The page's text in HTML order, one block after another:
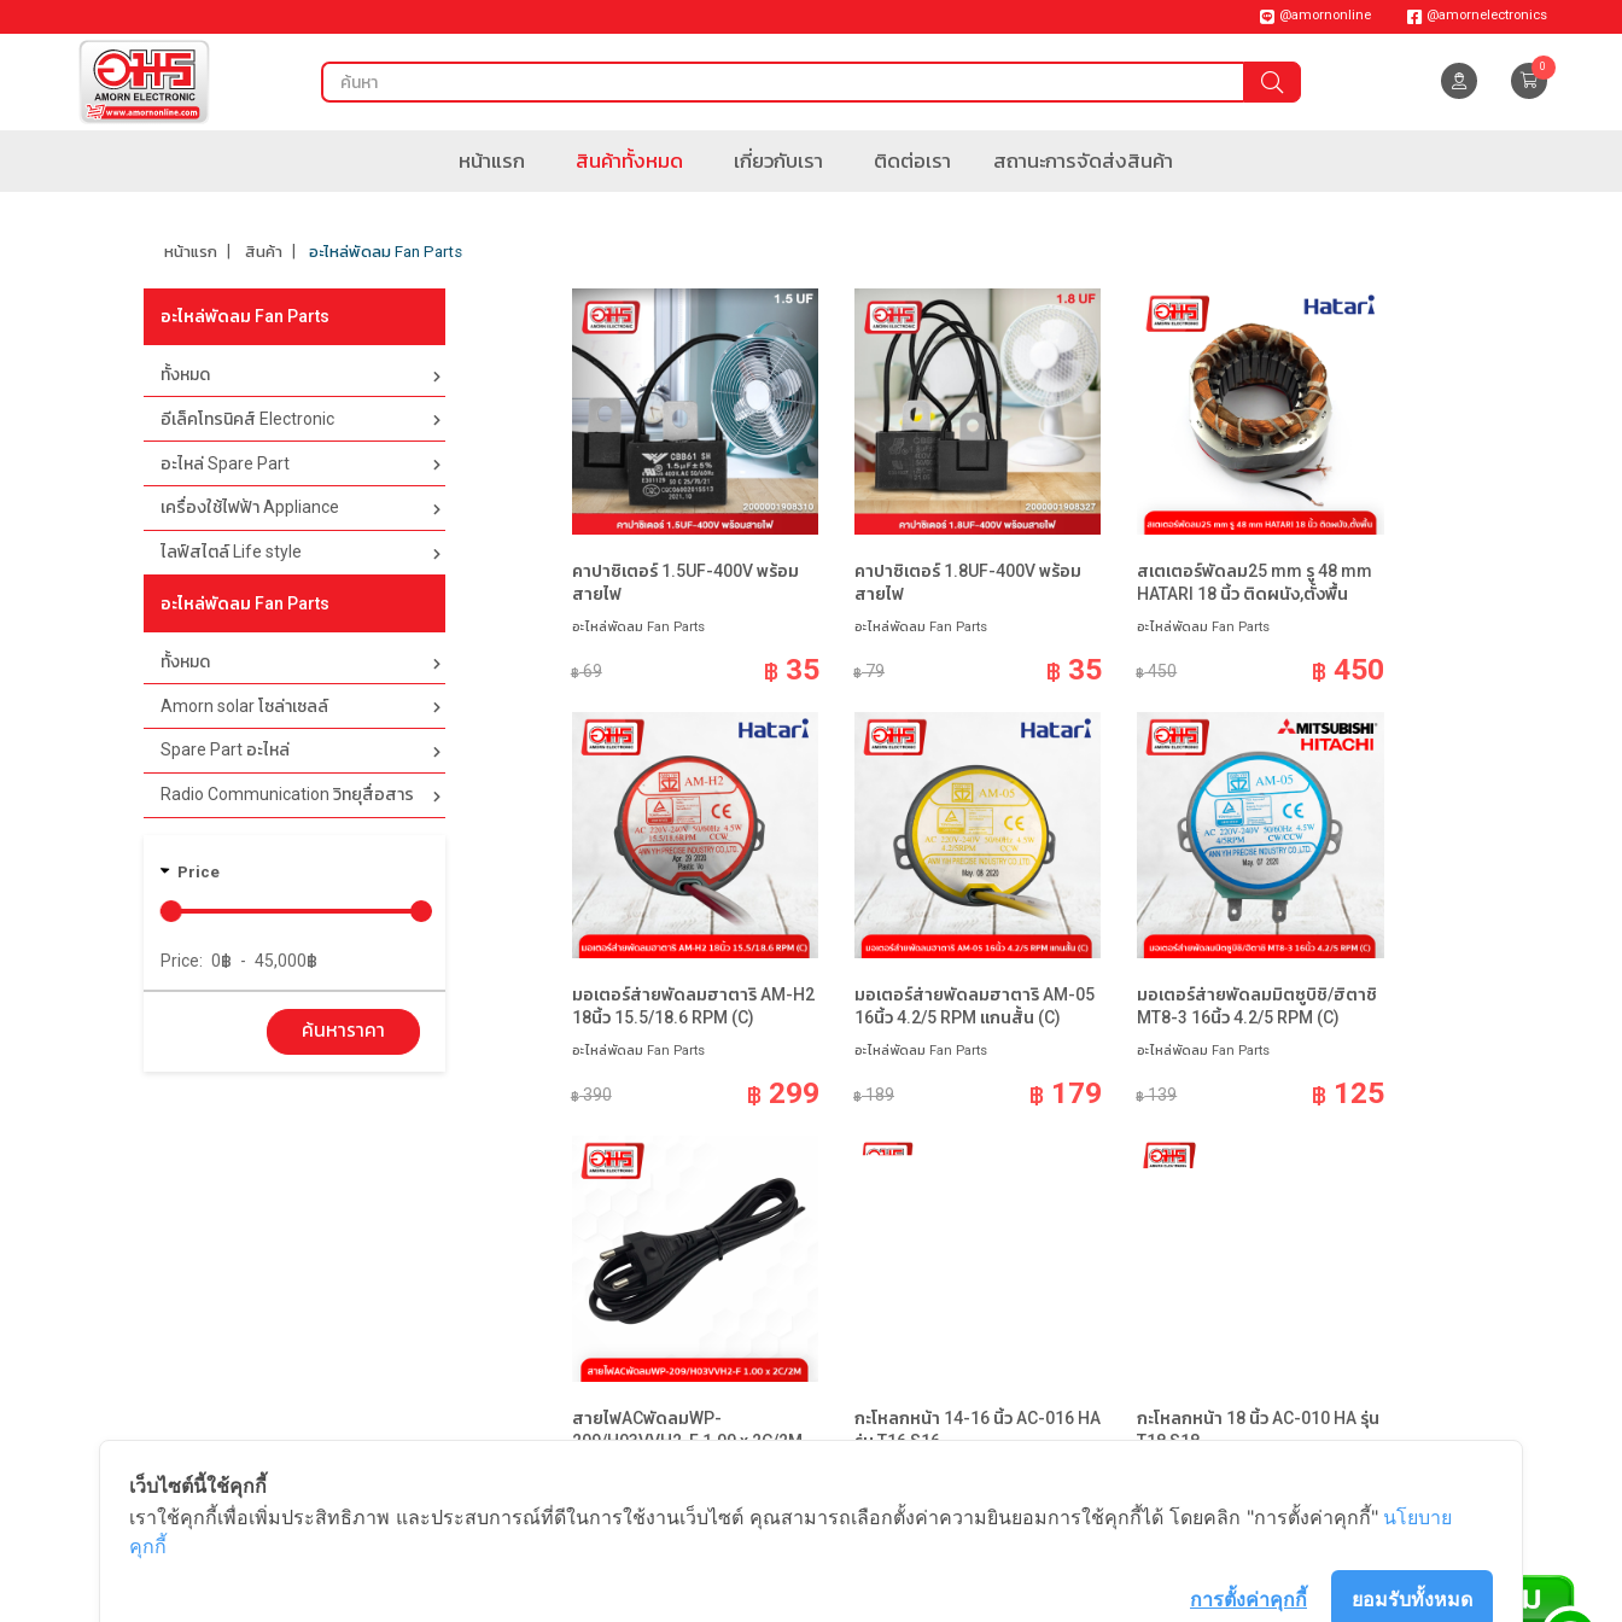
0
@amornonline @amornelectronics
หน้าแรก สินค้าทั้งหมด เกี่ยวกับเรา ติดต่อเรา สถานะการจัดส่งสินค้า
หน้าแรก สินค้า อะไหล่พัดลม Fan Parts
อะไหล่พัดลม Fan Parts
ทั้งหมด
อีเล็คโทรนิคส์ Electronic
อะไหล่ Spare Part
เครื่องใช้ไฟฟ้า Appliance
ไลฟ์สไตล์ Life style
อะไหล่พัดลม Fan Parts
ทั้งหมด
Amorn solar โซล่าเซลล์
Spare Part อะไหล่
Radio Communication วิทยุสื่อสาร
Price
Price: 0฿ - 45,000฿
ค้นหาราคา
คาปาซิเตอร์ 1.5UF-400V พร้อม
สายไฟ
อะไหล่พัดลม Fan Parts
฿69 ฿ 35
คาปาซิเตอร์ 1.8UF-400V พร้อม
สายไฟ
อะไหล่พัดลม Fan Parts
฿79 ฿ 35
สเตเตอร์พัดลม25 mm รู 48 mm
HATARI 18 นิ้ว ติดผนัง,ตั้งพื้น
อะไหล่พัดลม Fan Parts
฿450 ฿ 450
มอเตอร์ส่ายพัดลมฮาตาริ AM-H2
18นิ้ว 15.5/18.6 RPM (C)
อะไหล่พัดลม Fan Parts
฿390 ฿ 299
มอเตอร์ส่ายพัดลมฮาตาริ AM-05
16นิ้ว 4.2/5 RPM แกนสั้น (C)
อะไหล่พัดลม Fan Parts
฿189 ฿ 179
มอเตอร์ส่ายพัดลมมิตซูบิชิ/ฮิตาชิ
MT8-3 16นิ้ว 4.2/5 RPM (C)
อะไหล่พัดลม Fan Parts
฿139 ฿ 125
สายไฟACพัดลมWP-
209/H03VVH2-F 1.00 x 2C/2M
฿125 ฿99
กะโหลกหน้า 14-16 นิ้ว AC-016 HA
รุ่น T16,S16
฿89 ฿85
กะโหลกหน้า 18 นิ้ว AC-010 HA รุ่น
T18,S18
฿ 89 ฿69
เว็บไซต์นี้ใช้คุกกี้
เราใช้คุกกี้เพื่อเพิ่มประสิทธิภาพ และประสบการณ์ที่ดีในการใช้งานเว็บไซต์ คุณสามารถเลือกตั้งค่าความยินยอมการใช้คุกกี้ได้ โดยคลิก "การตั้งค่าคุกกี้" นโยบาย
คุกกี้
ยอมรับทั้งหมด
การตั้งค่าคุกกี้